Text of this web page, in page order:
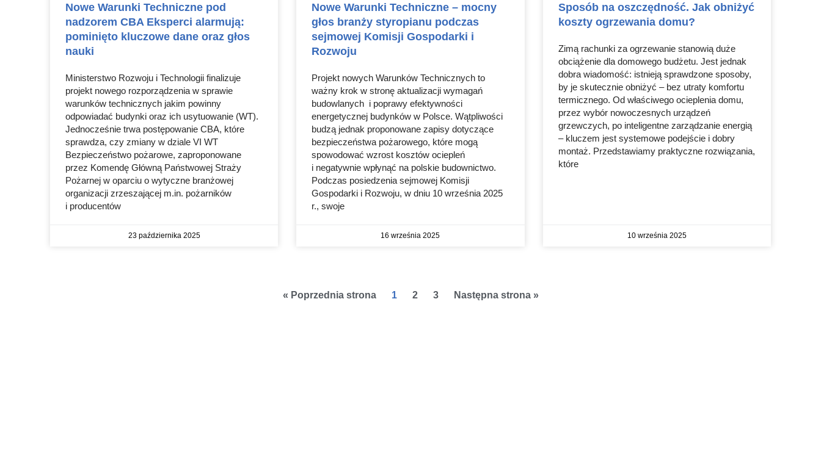
Nowe Warunki Techniczne pod
nadzorem CBA Eksperci alarmują:
pominięto kluczowe dane oraz głos
nauki
Ministerstwo Rozwoju i Technologii finalizuje
projekt nowego rozporządzenia w sprawie
warunków technicznych jakim powinny
odpowiadać budynki oraz ich usytuowanie (WT).
Jednocześnie trwa postępowanie CBA, które
sprawdza, czy zmiany w dziale VI WT
Bezpieczeństwo pożarowe, zaproponowane
przez Komendę Główną Państwowej Straży
Pożarnej w oparciu o wytyczne branżowej
organizacji zrzeszającej m.in. pożarników
i producentów
23 października 2025
Nowe Warunki Techniczne – mocny
głos branży styropianu podczas
sejmowej Komisji Gospodarki i
Rozwoju
Projekt nowych Warunków Technicznych to
ważny krok w stronę aktualizacji wymagań
budowlanych i poprawy efektywności
energetycznej budynków w Polsce. Wątpliwości
budzą jednak proponowane zapisy dotyczące
bezpieczeństwa pożarowego, które mogą
spowodować wzrost kosztów ociepleń
i negatywnie wpłynąć na polskie budownictwo.
Podczas posiedzenia sejmowej Komisji
Gospodarki i Rozwoju, w dniu 10 września 2025
r., swoje
16 września 2025
Sposób na oszczędność. Jak obniżyć
koszty ogrzewania domu?
Zimą rachunki za ogrzewanie stanowią duże
obciążenie dla domowego budżetu. Jest jednak
dobra wiadomość: istnieją sprawdzone sposoby,
by je skutecznie obniżyć – bez utraty komfortu
termicznego. Od właściwego ocieplenia domu,
przez wybór nowoczesnych urządzeń
grzewczych, po inteligentne zarządzanie energią
– kluczem jest systemowe podejście i dobry
montaż. Przedstawiamy praktyczne rozwiązania,
które
10 września 2025
« Poprzednia strona 1 2 3 Następna strona »